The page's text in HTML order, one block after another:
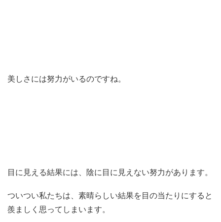
美しさには努力がいるのですね。
目に見える結果には、陰に目に見えない努力があります。
ついつい私たちは、素晴らしい結果を目の当たりにすると
羨ましく思ってしまいます。